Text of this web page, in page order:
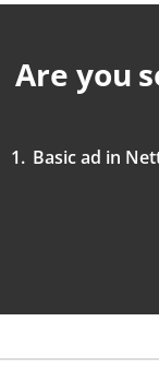
Are you
1. Basic ad in